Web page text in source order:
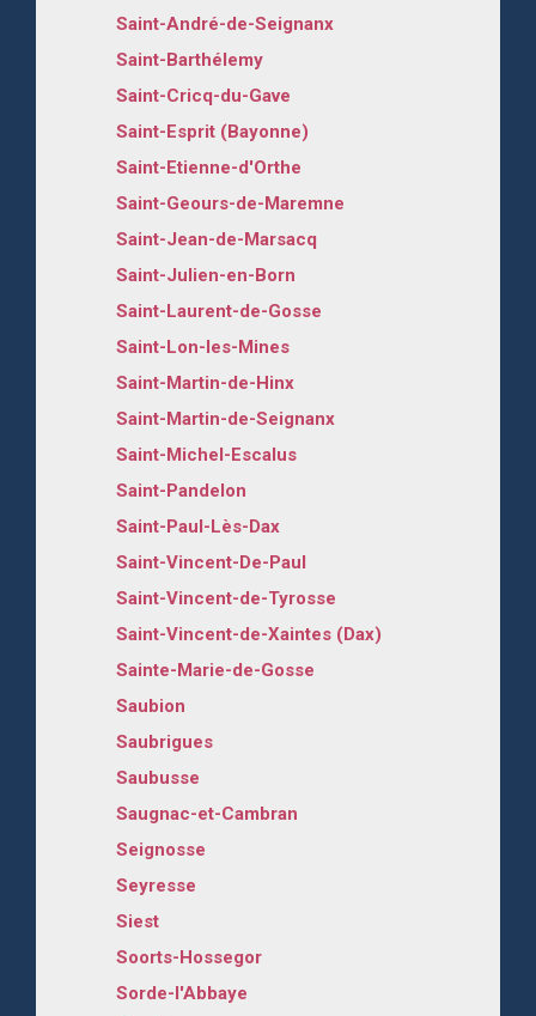
Saint-André-de-Seignanx
Saint-Barthélemy
Saint-Cricq-du-Gave
Saint-Esprit (Bayonne)
Saint-Etienne-d'Orthe
Saint-Geours-de-Maremne
Saint-Jean-de-Marsacq
Saint-Julien-en-Born
Saint-Laurent-de-Gosse
Saint-Lon-les-Mines
Saint-Martin-de-Hinx
Saint-Martin-de-Seignanx
Saint-Michel-Escalus
Saint-Pandelon
Saint-Paul-Lès-Dax
Saint-Vincent-De-Paul
Saint-Vincent-de-Tyrosse
Saint-Vincent-de-Xaintes (Dax)
Sainte-Marie-de-Gosse
Saubion
Saubrigues
Saubusse
Saugnac-et-Cambran
Seignosse
Seyresse
Siest
Soorts-Hossegor
Sorde-l'Abbaye